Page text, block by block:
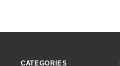
CATEGORIES